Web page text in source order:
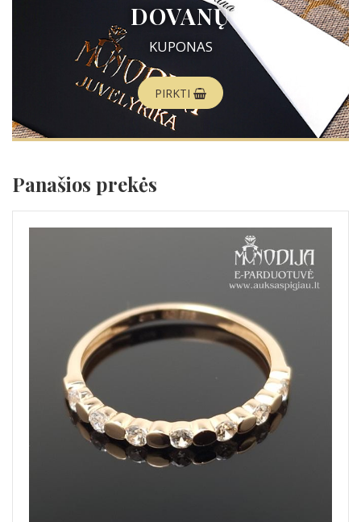
DOVANŲ
KUPONAS
PIRKTI
Panašios prekės